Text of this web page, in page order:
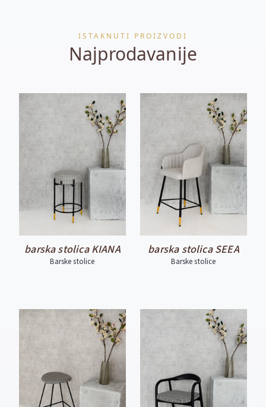
ISTAKNUTI PROIZVODI
Najprodavanije
barska stolica KIANA
Barske stolice
barska stolica SEEA
Barske stolice